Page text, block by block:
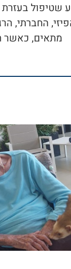
שטיפול
החברתי,
מתאים, כאשר